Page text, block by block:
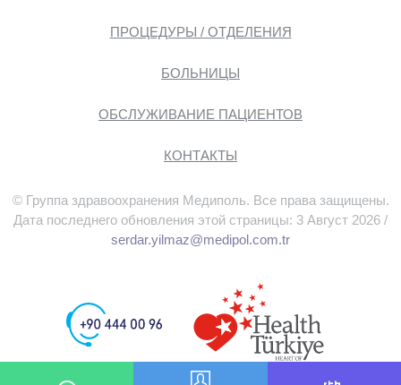
ПРОЦЕДУРЫ / ОТДЕЛЕНИЯ
БОЛЬНИЦЫ
ОБСЛУЖИВАНИЕ ПАЦИЕНТОВ
КОНТАКТЫ
© Группа здравоохранения Медиполь. Все права защищены.
Дата последнего обновления этой страницы: 3 Август 2026 /
serdar.yilmaz@medipol.com.tr